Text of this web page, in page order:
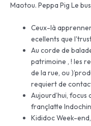
Maotou. Peppa Pig Le
Ceux-là
ecellents que
Au corde de
patrimoine , ! les
de la rue, ou
requiert de
Aujourd’hui,
françlatte
Kididoc Week-